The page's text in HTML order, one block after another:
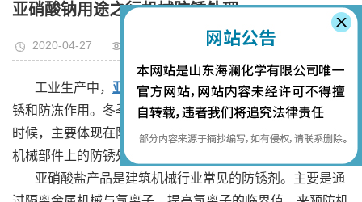
亚硝酸钠用途之行机械防锈处理
2020-04-27
工业生产中， 亚硝酸钠用途 非常普遍，混凝土中兼具阻
锈和防冻作用。冬季时候，主要作为混凝防冻剂使用；夏季
时候，主要体现在阻锈防锈处理上。如何才能将亚硝酸钠在
机械部件上的防锈处理做的最好？
亚硝酸盐产品是建筑机械行业常见的防锈剂。主要是通